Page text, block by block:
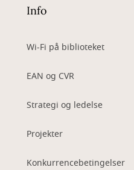
Info
Wi-Fi på biblioteket
EAN og CVR
Strategi og ledelse
Projekter
Konkurrencebetingelser